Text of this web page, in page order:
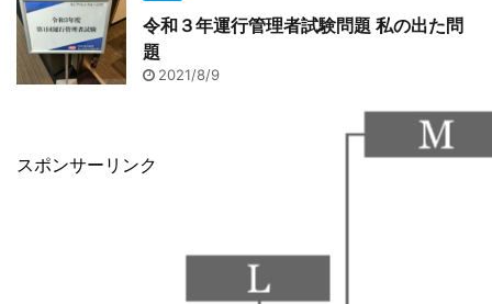
令和３年運行管理者試験問題 私の出た問
題
2021/8/9
スポンサーリンク